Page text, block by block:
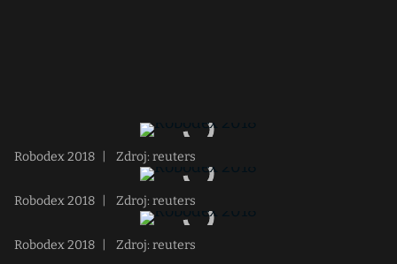
Robodex 2018 Zdroj: reuters
Robodex 2018 Zdroj: reuters
Robodex 2018 Zdroj: reuters